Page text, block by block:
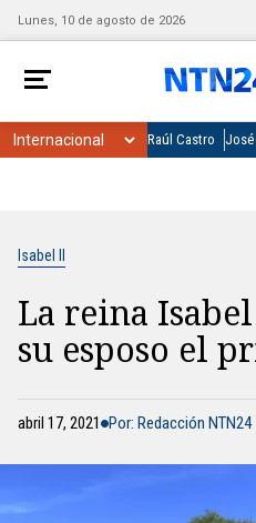
Lunes, 10 de agosto de 2026
Raúl Castro
Isabel II
La reina
su esposo el
abril 17, 2021 Por: Redacción NTN24